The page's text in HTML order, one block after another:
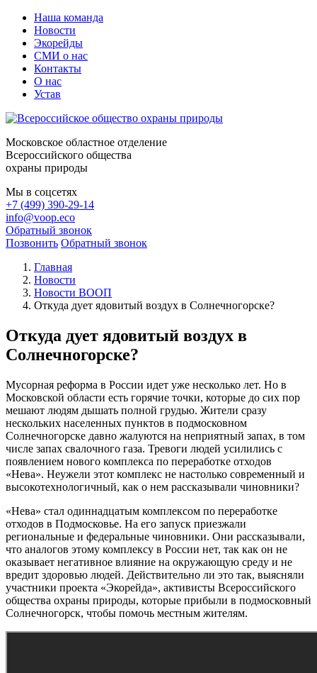
Наша команда
Новости
Экорейды
СМИ о нас
Контакты
О нас
Устав
Московское областное отделение
Всероссийского общества
охраны природы
Мы в соцсетях
+7 (499) 390-29-14
info@voop.eco
Обратный звонок
Позвонить Обратный звонок
Главная
Новости
Новости ВООП
Откуда дует ядовитый воздух в Солнечногорске?
Откуда дует ядовитый воздух в
Солнечногорске?
Мусорная реформа в России идет уже несколько лет. Но в
Московской области есть горячие точки, которые до сих пор
мешают людям дышать полной грудью. Жители сразу
нескольких населенных пунктов в подмосковном
Солнечногорске давно жалуются на неприятный запах, в том
числе запах свалочного газа. Тревоги людей усилились с
появлением нового комплекса по переработке отходов
«Нева». Неужели этот комплекс не настолько современный и
высокотехнологичный, как о нем рассказывали чиновники?
«Нева» стал одиннадцатым комплексом по переработке
отходов в Подмосковье. На его запуск приезжали
региональные и федеральные чиновники. Они рассказывали,
что аналогов этому комплексу в России нет, так как он не
оказывает негативное влияние на окружающую среду и не
вредит здоровью людей. Действительно ли это так, выясняли
участники проекта «Экорейда», активисты Всероссийского
общества охраны природы, которые прибыли в подмосковный
Солнечногорск, чтобы помочь местным жителям.